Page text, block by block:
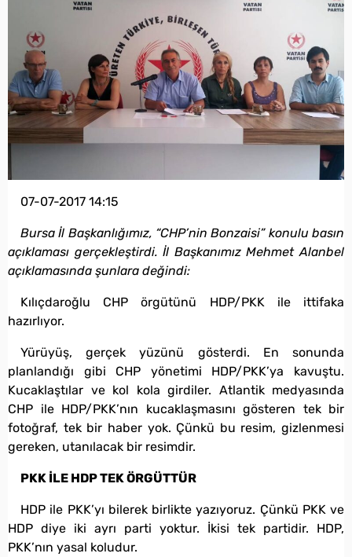
07-07-2017 14:15
Bursa İl Başkanlığımız, “CHP’nin Bonzaisi” konulu basın
açıklaması gerçekleştirdi. İl Başkanımız Mehmet Alanbel
açıklamasında şunlara değindi:
Kılıçdaroğlu CHP örgütünü HDP/PKK ile ittifaka
hazırlıyor.
Yürüyüş, gerçek yüzünü gösterdi. En sonunda
planlandığı gibi CHP yönetimi HDP/PKK’ya kavuştu.
Kucaklaştılar ve kol kola girdiler. Atlantik medyasında
CHP ile HDP/PKK’nın kucaklaşmasını gösteren tek bir
fotoğraf, tek bir haber yok. Çünkü bu resim, gizlenmesi
gereken, utanılacak bir resimdir.
PKK İLE HDP TEK ÖRGÜTTÜR
HDP ile PKK’yı bilerek birlikte yazıyoruz. Çünkü PKK ve
HDP diye iki ayrı parti yoktur. İkisi tek partidir. HDP,
PKK’nın yasal koludur.